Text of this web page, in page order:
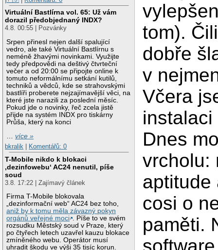
Virtuální Bastlírna vol. 65: Už vám
dorazil předobjednaný INDX?
4.8. 00:55 | Pozvánky
Srpen přinesl nejen další spalující
vedro, ale také Virtuální Bastlírnu s
neméně žhavými novinkami. Využijte
tedy předpovědi na deštivý čtvrteční
večer a od 20:00 se připojte online k
tomuto neformálnímu setkání kutilů,
techniků a vědců, kde se strahovskými
bastlíři proberete nejzajímavější věci, na
které jste narazili za poslední měsíc.
Pokud jde o novinky, řeč zcela jistě
přijde na systém INDX pro tiskárny
Průša, který na konci
…více »
bkralik
Komentářů: 0
T-Mobile nikdo k blokaci
‚dezinfowebu‘ AC24 nenutil, píše
soud
3.8. 17:22 | Zajímavý článek
Firma T-Mobile blokovala
„dezinformační web“ AC24 bez toho,
aniž by k tomu měla závazný pokyn
orgánů veřejné moci . Píše to ve svém
rozsudku Městský soud v Praze, který
po čtyřech letech uzavřel kauzu blokace
zmíněného webu. Operátor musí
uhradit škodu ve výši 35 tisíc korun.
tom).
dobře
v
Včera
Dnes
vrcholu:
aptitude
cosi o
paměti.